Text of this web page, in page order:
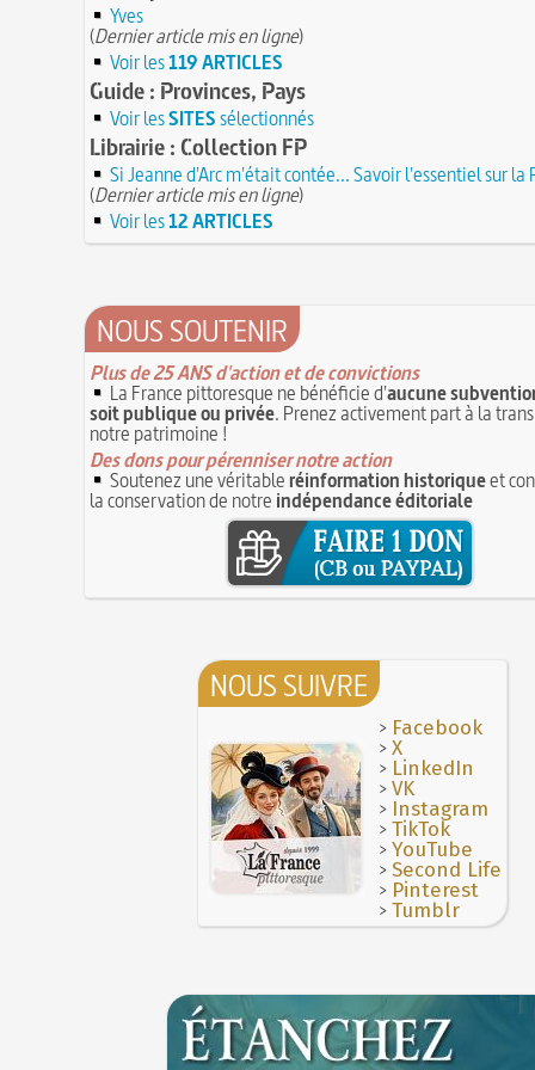
JUILLET
7 juillet 1784 : mort de Louis Anseaume,
pères de l'opéra-comique
6 juillet 1819 : décès de Sophie Blanchard,
femme aéronaute professionnelle
5 juillet 1857 : mort de Barthélemy
inventeur de la machine à coudre
Maison Blanqui : restauration d'horloges et
pendules anciennes (Moselle)
4 juillet 1465 : ordonnance imposant la
3 juillet 987 : Hugues Capet est couronné
des Francs à Noyon 3 JUILLET
Maternités, archéologie de la figure
JUILLET
Le masque de l'ingérence ou le peuple
1ER JUILLET
Poisson d'avril (Origine du)
Mentchikoff de Chartres : le bonbon et son
On a souvent besoin d'un plus petit que soi
Avoir la tête près du bonnet
Bûche de Noël (Origine et histoire de la)
28 juillet 1794 : supplice de Robespierre et
partie de ses complices
16 octobre 1793 : exécution de la reine
Antoinette
Hâtez-vous lentement
Vatel, « perdu d'honneur », se suicide lors
donné en 1671 par le prince de Condé à Louis
Yves
(Dernier article mis en ligne)
Voir les119 ARTICLES
Guide : Provinces, Pays
Voir lesSITESsélectionnés
Librairie : Collection FP
Si Jeanne d'Arc m'était contée... Savoir l'essentiel sur la
(Dernier article mis en ligne)
Voir les12 ARTICLES
NOUS SOUTENIR
Plus de 25 ANS d'action et de convictions
La France pittoresque ne bénéficie d'aucune
soit publique ou privée. Prenez activement part à la
notre patrimoine !
Des dons pour pérenniser notre action
Soutenez une véritableréinformation historiqueet
la conservation de notre indépendance éditoriale
NOUS SUIVRE
> Facebook
>X
> LinkedIn
>VK
> Instagram
>TikTok
>YouTube
>Second Life
> Pinterest
>Tumblr